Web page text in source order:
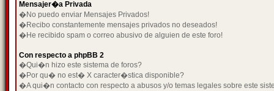
Mensajer�a Privada
�No puedo enviar Mensajes Privados!
�Recibo constantemente mensajes privados no deseados!
�He recibido spam o correo abusivo de alguien de este foro!
Con respecto a phpBB 2
�Qui�n hizo este sistema de foros?
�Por qu� no est� X caracter�stica disponible?
�A qui�n contacto con respecto a abusos y/o temas legales sobre este